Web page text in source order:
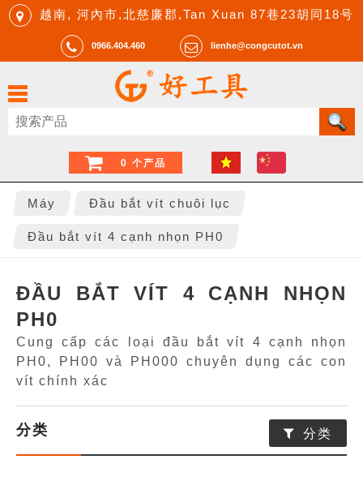
越南, 河內市,北慈廉郡,Tan Xuan 87巷23胡同18号
0966.404.460 lienhe@congcutot.vn
0 个产品
Máy Đầu bắt vít chuôi lục
Đầu bắt vít 4 cạnh nhọn PH0
ĐẦU BẮT VÍT 4 CẠNH NHỌN
PH0
Cung cấp các loại đầu bắt vít 4 cạnh nhọn
PH0, PH00 và PH000 chuyên dụng các con
vít chính xác
分类 分类